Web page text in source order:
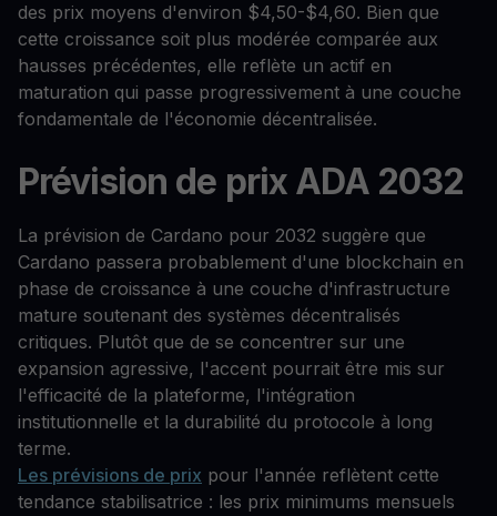
des prix moyens d'environ $4,50-$4,60. Bien que
cette croissance soit plus modérée comparée aux
hausses précédentes, elle reflète un actif en
maturation qui passe progressivement à une couche
fondamentale de l'économie décentralisée.
Prévision de prix ADA 2032
La prévision de Cardano pour 2032 suggère que
Cardano passera probablement d'une blockchain en
phase de croissance à une couche d'infrastructure
mature soutenant des systèmes décentralisés
critiques. Plutôt que de se concentrer sur une
expansion agressive, l'accent pourrait être mis sur
l'efficacité de la plateforme, l'intégration
institutionnelle et la durabilité du protocole à long
terme.
Les prévisions de prix pour l'année reflètent cette
tendance stabilisatrice : les prix minimums mensuels